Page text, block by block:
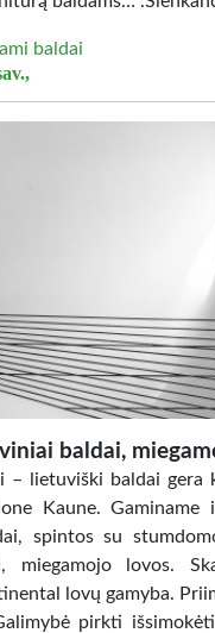
baldai
baldai,
– lietuviški baldai gera
Kaune. Gaminame
spintos su
miegamojo lovos.
lovų gamyba.
pirkti